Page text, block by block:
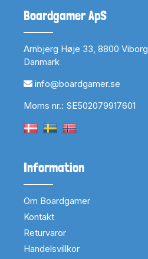
Boardgamer ApS
Arnbjerg Høje 33, 8800 Viborg
Danmark
info@boardgamer.se
Moms nr.: SE502079917601
Information
Om Boardgamer
Kontakt
Returvaror
Handelsvillkor